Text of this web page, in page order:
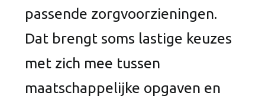
passende zorgvoorzieningen.
Dat brengt soms lastige keuzes
met zich mee tussen
maatschappelijke opgaven en